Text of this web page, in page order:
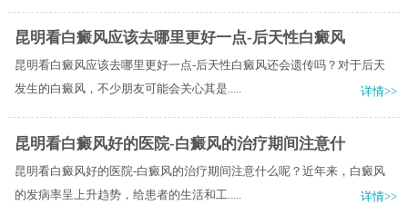
昆明看白癜风应该去哪里更好一点-后天性白癜风
昆明看白癜风应该去哪里更好一点-后天性白癜风还会遗传吗？对于后天
发生的白癜风，不少朋友可能会关心其是.....
详情>>
昆明看白癜风好的医院-白癜风的治疗期间注意什
昆明看白癜风好的医院-白癜风的治疗期间注意什么呢？近年来，白癜风
的发病率呈上升趋势，给患者的生活和工.....
详情>>